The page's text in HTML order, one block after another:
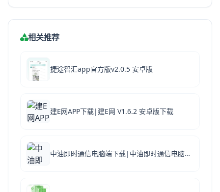
相关推荐
捷途智汇app官方版v2.0.5 安卓版
建E网APP下载|建E网 V1.6.2 安卓版下载
中油即时通信电脑端下载|中油即时通信电脑版 V2.6.330000.19 官方最新破解版下载